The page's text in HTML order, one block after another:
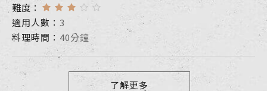
難度：
適用人數： 3
料理時間： 40分鐘
了解更多